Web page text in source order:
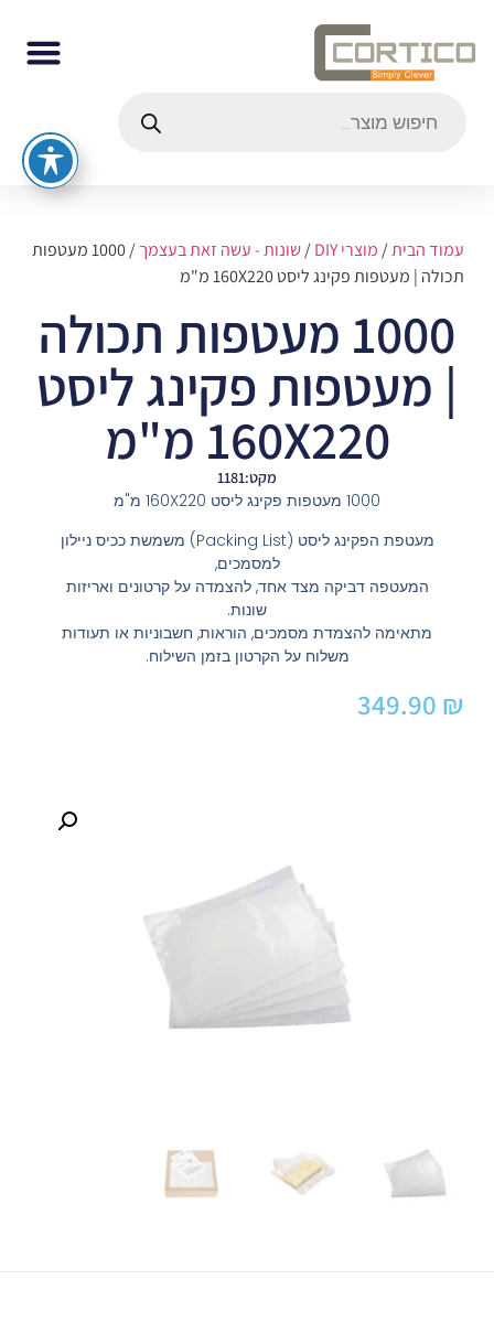
עמוד הבית/מוצרי DIY /שונות - עשה זאת בעצמך
/ 1000 מעטפות
תכולה | מעטפות פקינג ליסט 160X220 מ"מ
1000 מעטפות תכולה
| מעטפות פקינג ליסט
160X220 מ"מ
מקט:1181
1000 מעטפות פקינג ליסט 160X220 מ"מ
מעטפת הפקינג ליסט (Packing List) משמשת ככיס ניילון
למסמכים,
המעטפה דביקה מצד אחד, להצמדה על קרטונים ואריזות
שונות.
מתאימה להצמדת מסמכים, הוראות, חשבוניות או תעודות
משלוח על הקרטון בזמן השילוח.
349.90 ₪